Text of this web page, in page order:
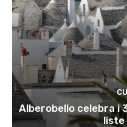
Alberobello celebra i
liste